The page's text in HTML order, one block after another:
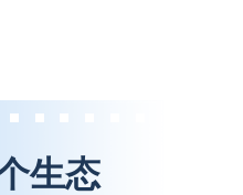
生态